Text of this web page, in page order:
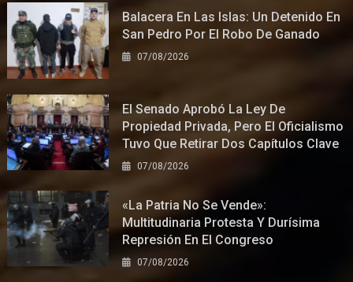
Balacera En Las Islas: Un Detenido En
San Pedro Por El Robo De Ganado
07/08/2026
El Senado Aprobó La Ley De
Propiedad Privada, Pero El Oficialismo
Tuvo Que Retirar Dos Capítulos Clave
07/08/2026
«La Patria No Se Vende»:
Multitudinaria Protesta Y Durísima
Represión En El Congreso
07/08/2026